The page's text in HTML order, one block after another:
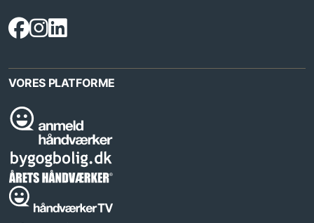
VORES PLATFORME